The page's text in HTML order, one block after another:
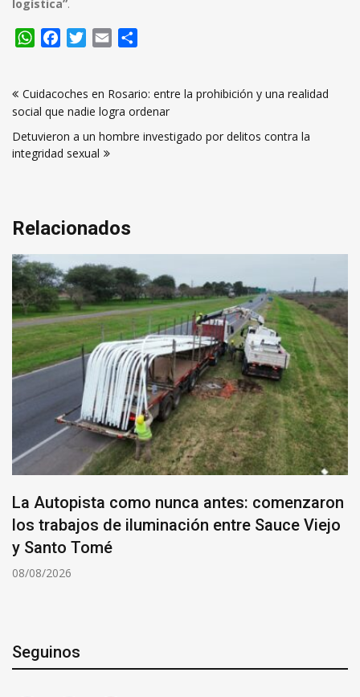
logística”.
WhatsApp
FacebookTwitter
Email
de
entradas
Cuidacoches en Rosario: entre la prohibición y una realidad
social que nadie logra ordenar
Detuvieron a un hombre investigado por delitos contra la
integridad sexual
Relacionados
La Autopista como nunca antes: comenzaron
los trabajos de iluminación entre Sauce Viejo
y Santo Tomé
08/08/2026
Seguinos